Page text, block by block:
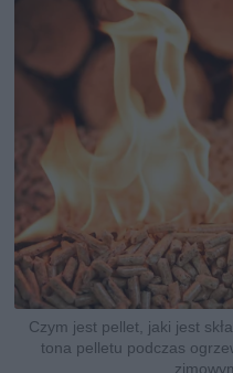
Czym jest pellet, jaki jest
tona pelletu podczas